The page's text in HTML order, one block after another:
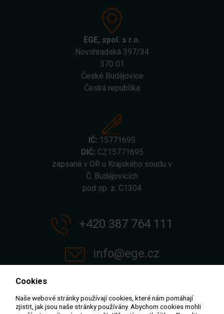
EGE, spol. s r.o.
Novohradská 397/34
370 01
České Budějovice
Česká republika
IČ: 15771695
DIČ: CZ15771695
zapsaná v OR u Krajského soudu v
Č. Budějovicích
pod sp. z. C1304
+420 387 764 111
info@ege.cz
Cookies
Naše webové stránky používají cookies, které nám pomáhají
zjistit, jak jsou naše stránky používány. Abychom cookies mohli